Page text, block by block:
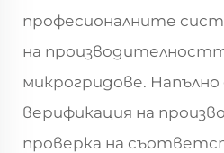
професионалните
на
микрогридове. Напълно
верификация на
проверка на